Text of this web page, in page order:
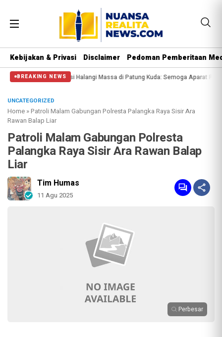
Kebijakan & Privasi Disclaimer Pedoman Pemberitaan
BREAKING NEWS
Massa di Patung Kuda: Semoga Aparat Punya Hati Nurani Massa
UNCATEGORIZED
Home »Patroli Malam Gabungan Polresta Palangka Raya Sisir Ara
Rawan Balap Liar
Patroli Malam Gabungan Polresta
Palangka Raya Sisir Ara Rawan Balap
Liar
Tim Humas
11 Agu 2025
Perbesar